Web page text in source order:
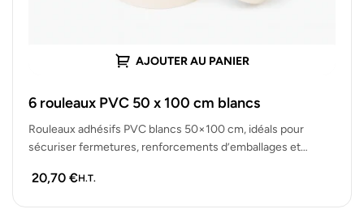
AJOUTER AU PANIER
6 rouleaux PVC 50 x 100 cm blancs
Rouleaux adhésifs PVC blancs 50×100 cm, idéals pour
sécuriser fermetures, renforcements d’emballages et
20,70 €H.T.